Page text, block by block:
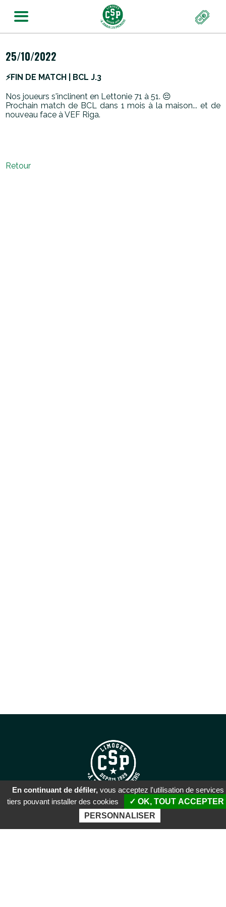
25/10/2022
⚡️FIN DE MATCH | BCL J.3
Nos joueurs s'inclinent en Lettonie 71 à 51. 😔
Prochain match de BCL dans 1 mois à la maison... et de
nouveau face à VEF Riga.
Retour
SIÈGE SOCIAL
51 rue Descartes
En continuant de défiler, vous acceptez l'utilisation de services
tiers pouvant installer des cookies
✓ OK, TOUT ACCEPTER
PERSONNALISER